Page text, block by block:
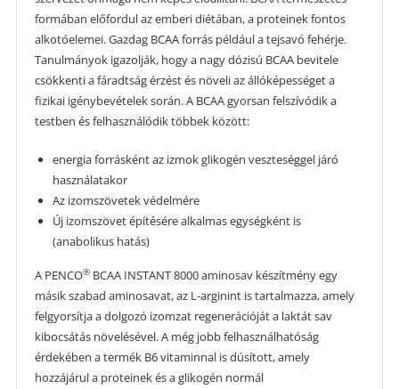
formában előfordul az emberi diétában, a proteinek fontos
alkotóelemei. Gazdag BCAA forrás például a tejsavó fehérje.
Tanulmányok igazolják, hogy a nagy dózisú BCAA bevitele
csökkenti a fáradtság érzést és növeli az állóképességet a
fizikai igénybevételek során. A BCAA gyorsan felszívódik a
testben és felhasználódik többek között:
energia forrásként az izmok glikogén veszteséggel járó
használatakor
Az izomszövetek védelmére
Új izomszövet építésére alkalmas egységként is
(anabolikus hatás)
A PENCO®BCAA INSTANT 8000 aminosav készítmény egy
másik szabad aminosavat, az L-arginint is tartalmazza, amely
felgyorsítja a dolgozó izomzat regenerációját a laktát sav
kibocsátás növelésével. A még jobb felhasználhatóság
érdekében a termék B6 vitaminnal is dúsított, amely
hozzájárul a proteinek és a glikogén normál